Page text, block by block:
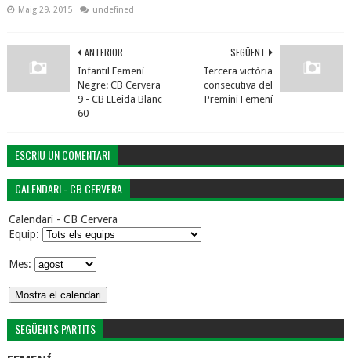
Maig 29, 2015 undefined
SEGÜENT
Tercera victòria
consecutiva del
Premini Femení
ANTERIOR
Infantil Femení
Negre: CB Cervera
9 - CB LLeida Blanc
60
ESCRIU UN COMENTARI
CALENDARI - CB CERVERA
Calendari - CB Cervera
Equip:
Mes:
SEGÜENTS PARTITS